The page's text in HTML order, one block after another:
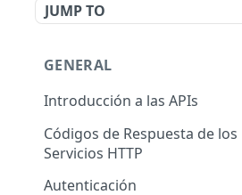
JUMP TO
GENERAL
Introducción a las APIs
Códigos de Respuesta de los
Servicios HTTP
Autenticación